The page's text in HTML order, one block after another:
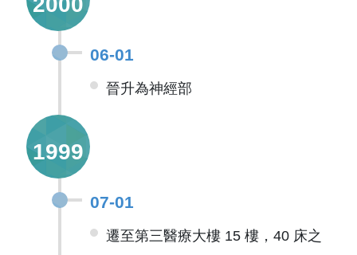
06-01
晉升為神經部
1999
07-01
遷至第三醫療大樓 15 樓，40 床之